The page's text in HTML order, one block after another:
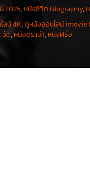
2025, หนังชีวิต Biography,
ลน์ 4K,ดูหนังออนไลน์ imovie
วัติ, หนังดราม่า, หนังฝรั่ง